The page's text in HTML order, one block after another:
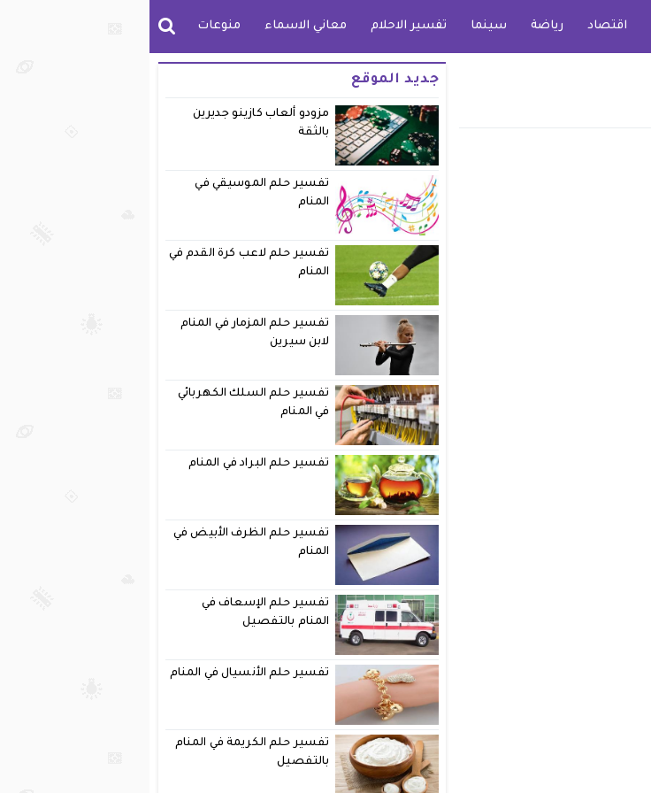
اقتصاد رياضة سينما تفسير الاحلام معاني الاسماء منوعات
جديد الموقع
مزودو ألعاب كازينو جديرين
بالثقة
تفسير حلم الموسيقي في
المنام
تفسير حلم لاعب كرة القدم في
المنام
تفسير حلم المزمار في المنام
لابن سيرين
تفسير حلم السلك الكهربائي
في المنام
تفسير حلم البراد في المنام
تفسير حلم الظرف الأبيض في
المنام
تفسير حلم الإسعاف في
المنام بالتفصيل
تفسير حلم الأنسيال في المنام
تفسير حلم الكريمة في المنام
بالتفصيل